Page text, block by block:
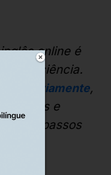
online é
eficiência.
diariamente,
erros e
são passos